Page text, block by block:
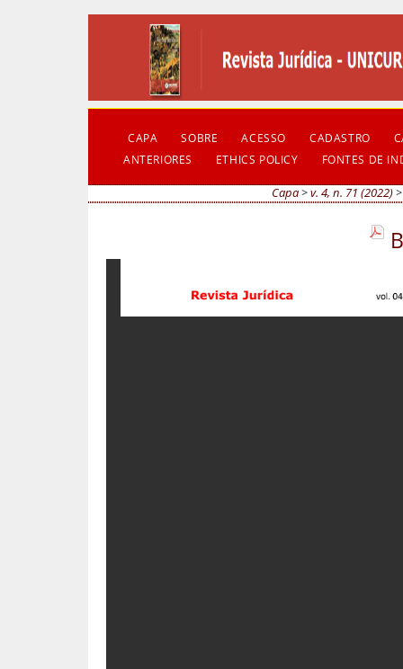
CAPA SOBRE ACESSO CADASTRO
ANTERIORES
ETHICS POLICY FONTES DE
Capa>v. 4, n. 71 (2022)